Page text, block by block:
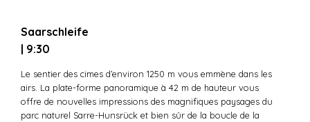
Saarschleife
| 9:30
Le sentier des cimes d’environ 1250 m vous emmène dans les
airs. La plate-forme panoramique à 42 m de hauteur vous
offre de nouvelles impressions des magnifiques paysages du
parc naturel Sarre-Hunsrück et bien sûr de la boucle de la